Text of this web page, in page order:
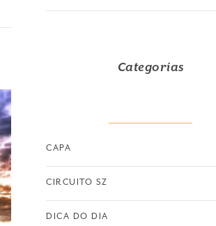
Categorias
CAPA
CIRCUITO SZ
DICA DO DIA